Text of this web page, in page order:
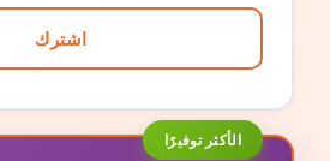
اشترك
الأكثر توفيرًا